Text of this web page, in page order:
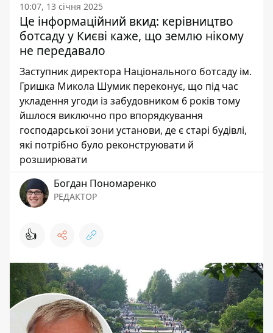
10:07, 13 січня 2025
Це інформаційний вкид: керівництво
ботсаду у Києві каже, що землю нікому
не передавало
Заступник директора Національного ботсаду ім.
Гришка Микола Шумик переконує, що під час
укладення угоди із забудовником 6 років тому
йшлося виключно про впорядкування
господарської зони установи, де є старі будівлі,
які потрібно було реконструювати й
розширювати
Богдан Пономаренко
РЕДАКТОР
👍